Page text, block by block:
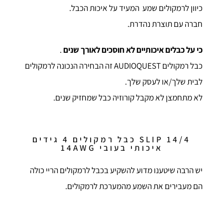
כיוון לרמקולים שמע המעיד על איכות הכבל.
חברה עם תוצרת נהדרת.
כי על כבלים איכותיים לא חוסכים לאורך שנים.
כבל רמקולים AUDIOQUEST זה הבחירה הנכונה לרמקולים
לבית שלך/או לעסק שלך.
לא מתחמצן לא מקבל קורוזיה כבל שמחזיק שנים.
SLIP 14/4 כבל רמקולים 4 גידים
איכותי בעובי 14AWG
יש הרבה שיטענו מדוע להשקיע בכבל לרמקולים הריי כולה
הם מעבירים את השמע מהמערכת לרמקולים.